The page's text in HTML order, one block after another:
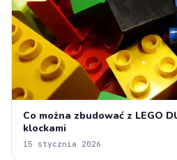
Co można zbudować z LEGO
klockami
15 stycznia 2026